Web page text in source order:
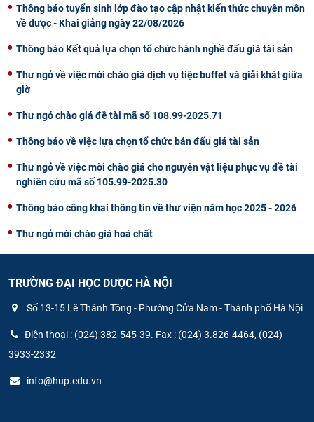
Thông báo tuyển sinh lớp đào tạo cập nhật kiến thức chuyên môn
về dược - Khai giảng ngày 22/08/2026
Thông báo Kết quả lựa chọn tổ chức hành nghề đấu giá tài sản
Thư ngỏ về việc mời chào giá dịch vụ tiệc buffet và giải khát giữa
giờ
Thư ngỏ chào giá đề tài mã số 108.99-2025.71
Thông báo về việc lựa chọn tổ chức bán đấu giá tài sản
Thư ngỏ về việc mời chào giá cho nguyên vật liệu phục vụ đề tài
nghiên cứu mã số 105.99-2025.30
Thông báo công khai thông tin về thư viện năm học 2025 - 2026
Thư ngỏ mời chào giá hoá chất
TRƯỜNG ĐẠI HỌC DƯỢC HÀ NỘI
Số 13-15 Lê Thánh Tông - Phường Cửa Nam - Thành phố Hà Nội
Điện thoại : (024) 382-545-39. Fax : (024) 3.826-4464, (024)
3933-2332
info@hup.edu.vn